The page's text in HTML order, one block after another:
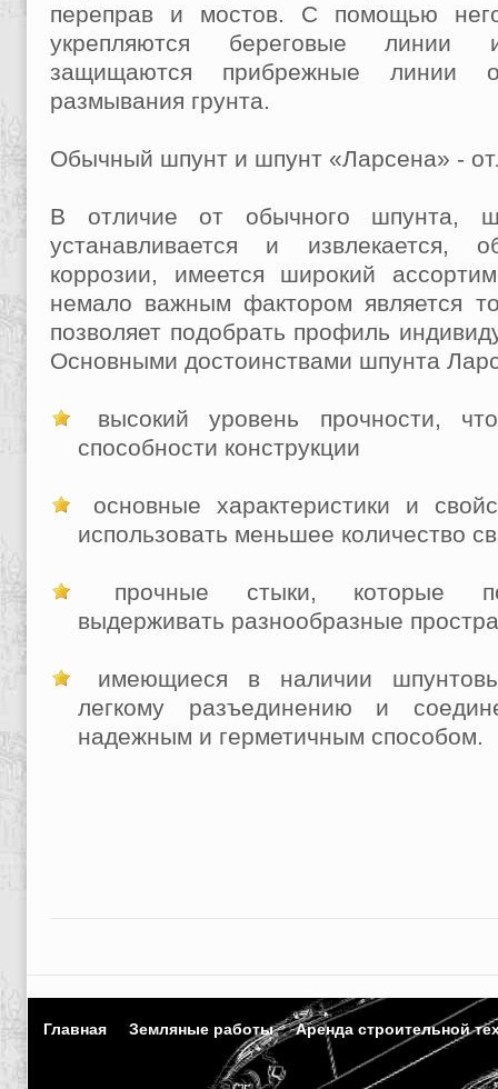
переправ и мостов. С помощью
укрепляются береговые линии
защищаются прибрежные
размывания грунта.
Обычный шпунт и шпунт «Ларсена» -
В отличие от обычного шпунта,
устанавливается и извлекается,
коррозии, имеется широкий
немало важным фактором является
позволяет подобрать профиль
Основными достоинствами шпунта
высокий уровень прочности,
способности конструкции
основные характеристики и
использовать меньшее количество
прочные стыки, которые
выдерживать разнообразные
имеющиеся в наличии
легкому разъединению и
надежным и герметичным способом.
Главная Земляные работы Аренда строительной